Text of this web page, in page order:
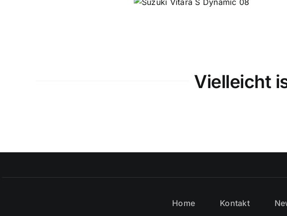
Vielleicht
Home Kontakt